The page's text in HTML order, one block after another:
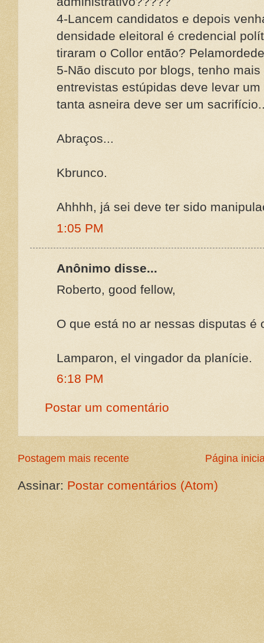
4-Lancem candidatos e depois
densidade eleitoral é credencial
tiraram o Collor então?
5-Não discuto por blogs, tenho
entrevistas estúpidas deve levar
tanta asneira deve ser um
Abraços...
Kbrunco.
Ahhhh, já sei deve ter sido
1:05 PM
Anônimo disse...
Roberto, good fellow,
O que está no ar nessas disputas é
Lamparon, el vingador da planície.
6:18 PM
Postar um comentário
Postagem mais recente Página
Assinar: Postar comentários (Atom)